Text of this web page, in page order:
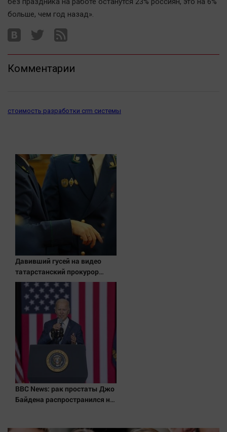
Отдых
Последняя инстанция
Светская жизнь
Тенденции
больше, чем год назад».
Комментарии
стоимость разработки crm системы
Давивший гусей на видео
татарстанский прокурор
ушел в отставку 09/08/2026 –
Новости
BBC News: рак простаты Джо
Байдена распространился на